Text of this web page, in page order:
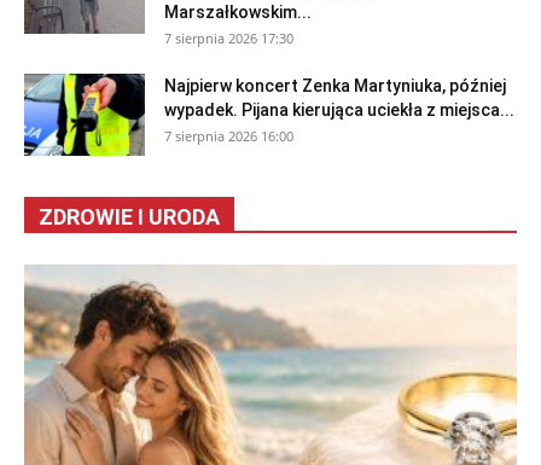
Marszałkowskim...
7 sierpnia 2026 17:30
Najpierw koncert Zenka Martyniuka, później
wypadek. Pijana kierująca uciekła z miejsca...
7 sierpnia 2026 16:00
ZDROWIE I URODA